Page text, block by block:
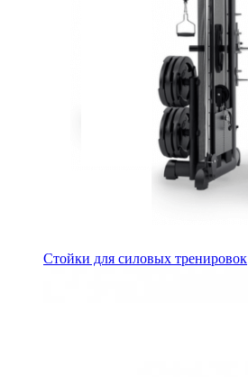
Стойки для силовых тренировок